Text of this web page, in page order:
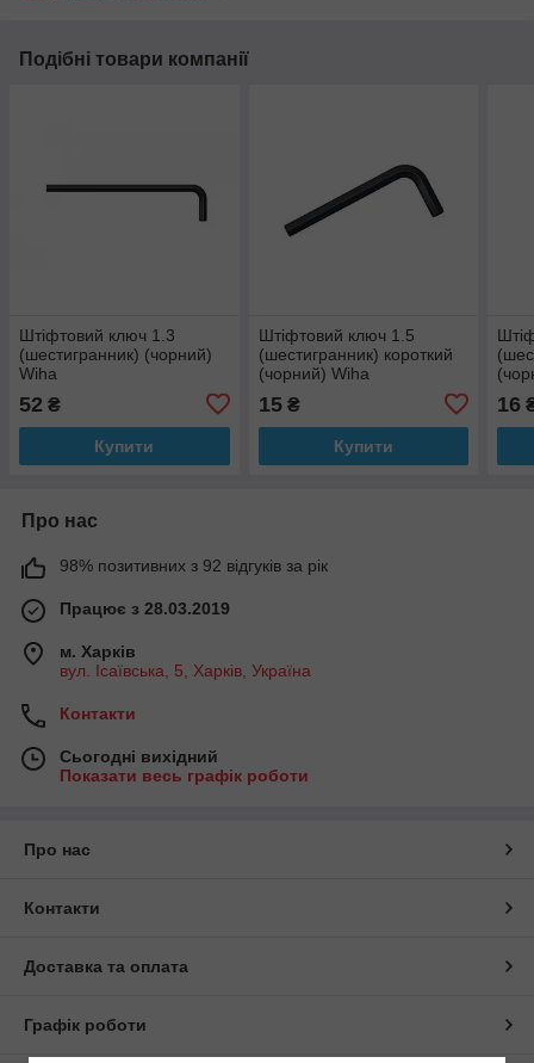
Подібні товари компанії
Штіфтовий ключ 1.3
(шестигранник) (чорний)
Wiha
52 ₴
Купити
Штіфтовий ключ 1.5
(шестигранник) короткий
(чорний) Wiha
15₴
Купити
16
Про нас
98% позитивних з 92 відгуків за рік
Працює з 28.03.2019
м. Харків
вул. Ісаївська, 5, Харків, Україна
Контакти
Сьогодні вихідний
Показати весь графік роботи
Про нас
Контакти
Доставка та оплата
Графік роботи